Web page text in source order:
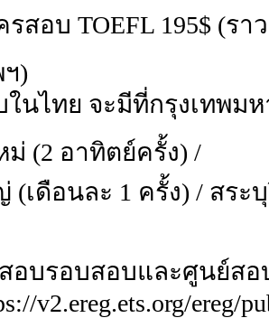
สอบ TOEFL 195$ (ร
ฯ)
นไทย จะมีที่กรุงเทพม
ม่ (2 อาทิตย์ครั้ง) /
(เดือนละ 1 ครั้ง) / สระ
อบรอบสอบและศูนย์สอ
v2.ereg.ets.org/ereg/